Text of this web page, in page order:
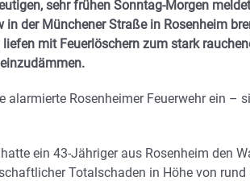
sehr frühen Sonntag-Morgen
in der Münchener Straße in Rosenheim
mit Feuerlöschern zum stark
alarmierte Rosenheimer Feuerwehr ein –
ein 43-Jähriger aus Rosenheim den
Totalschaden in Höhe von rund